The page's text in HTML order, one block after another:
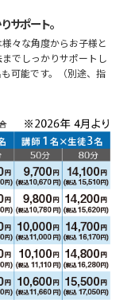
サポート。
々な角度からお子様と
でしっかりサポートし
可能です。（別途、指